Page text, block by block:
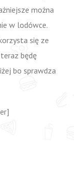
można
w lodówce.
się ze
będę
bo sprawdza